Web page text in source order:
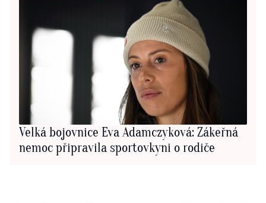
Velká bojovnice Eva Adamczyková: Zákeřná
nemoc připravila sportovkyni o rodiče